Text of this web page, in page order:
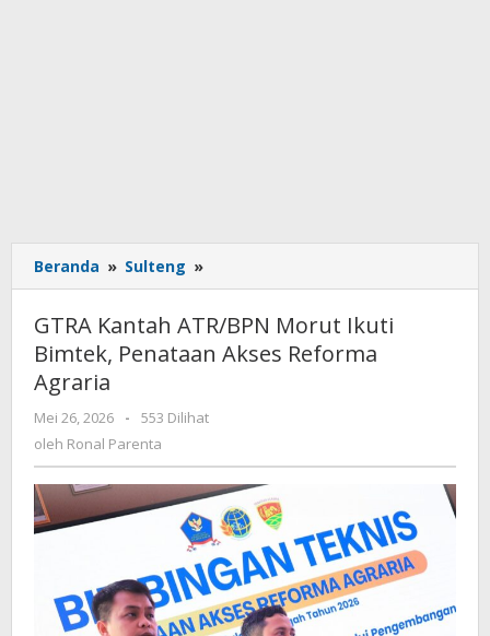
Beranda » Sulteng »
Kantah
Morut
Ikuti
Akses
Agraria
GTRA Kantah ATR/BPN Morut Ikuti
Bimtek, Penataan Akses Reforma
Agraria
Mei 26, 2026
oleh
Ronal
-
553 Dilihat
oleh Ronal Parenta